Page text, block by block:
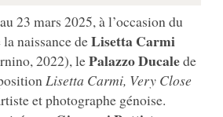
23 mars 2025, à l’occasion du
naissance deLisetta Carmi
2022), lePalazzo Ducalede
Lisetta Carmi, Very Close
et photographe génoise.